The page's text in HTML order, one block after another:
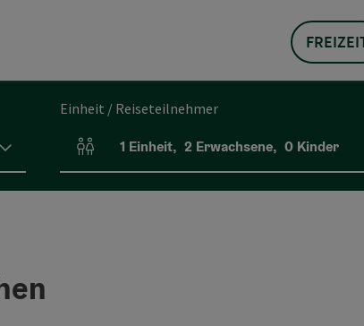
Einheit / Reiseteilnehmer
Einheitenanzahl und Personenfelder
1 Einheit, 2 Erwachsene, 0 Kinder